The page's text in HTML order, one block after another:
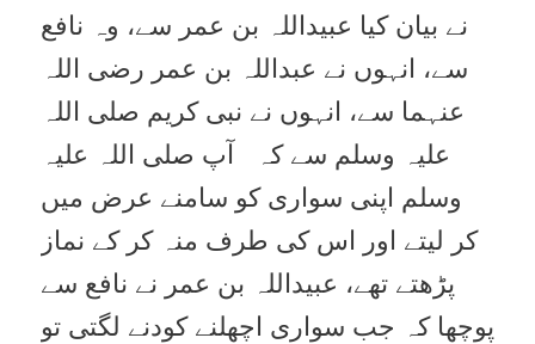
نے بیان کیا عبیداللہ بن عمر سے، وہ نافع
سے، انہوں نے عبداللہ بن عمر رضی اللہ
عنہما سے، انہوں نے نبی کریم صلی اللہ
علیہ وسلم سے کہ آپ صلی اللہ علیہ
وسلم اپنی سواری کو سامنے عرض میں
کر لیتے اور اس کی طرف منہ کر کے نماز
پڑھتے تھے، عبیداللہ بن عمر نے نافع سے
پوچھا کہ جب سواری اچھلنے کودنے لگتی تو